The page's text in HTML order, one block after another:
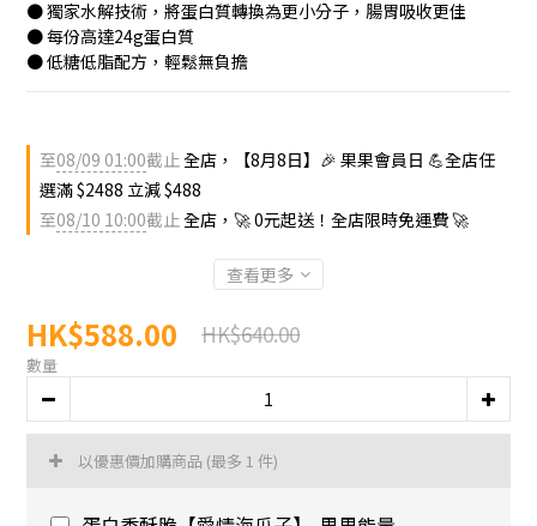
● 獨家水解技術，將蛋白質轉換為更小分子，腸胃吸收更佳
● 每份高達24g蛋白質
● 低糖低脂配方，輕鬆無負擔
至08/09 01:00截止全店，【8月8日】🎉 果果會員日 💪全店任
選滿 $2488 立減 $488
至08/10 10:00截止全店，🚀 0元起送！全店限時免運費 🚀
查看更多
HK$588.00 HK$640.00
數量
以優惠價加購商品 (最多 1 件)